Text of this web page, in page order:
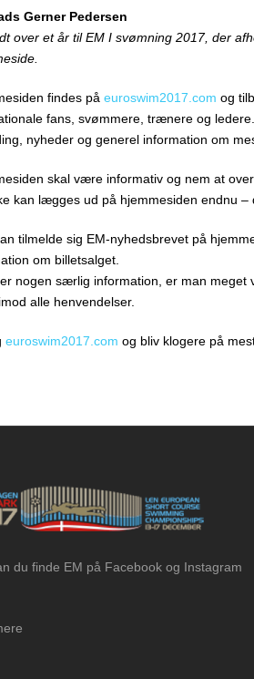
Gerner Pedersen
over et år til EM I svømning 2017, der
findes på euroswim2017.com og
fans, svømmere, trænere og
nyheder og generel information om
skal være informativ og nem at
kan lægges ud på hjemmesiden endnu
tilmelde sig EM-nyhedsbrevet på
om billetsalget.
nogen særlig information, er man
alle henvendelser.
euroswim2017.com og bliv klogere på
du finde EM på Facebook og Instagram